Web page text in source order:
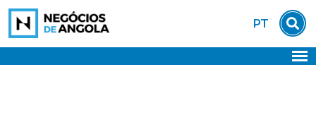
Skip
content
PT